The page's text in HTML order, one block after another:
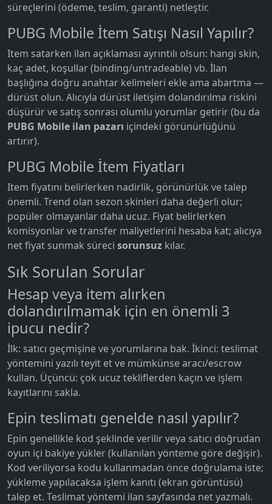
süreçlerini (ödeme, teslim, garanti) netleştir.
PUBG Mobile İtem Satışı Nasıl Yapılır?
Item satarken ilan açıklaması ayrıntılı olsun: hangi skin,
kaç adet, koşullar (binding/untradeable) vb. İlan
başlığına doğru anahtar kelimeleri ekle ama abartma —
dürüst olun. Alıcıyla dürüst iletişim dolandırılma riskini
düşürür ve satış sonrası olumlu yorumlar getirir (bu da
PUBG Mobile ilan pazarı içindeki görünürlüğünü
artırır).
PUBG Mobile İtem Fiyatları
Item fiyatını belirlerken nadirlik, görünürlük ve talep
önemli. Trend olan sezon skinleri daha değerli olur;
popüler olmayanlar daha ucuz. Fiyat belirlerken
komisyonlar ve transfer maliyetlerini hesaba kat; alıcıya
net fiyat sunmak süreci sorunsuz kılar.
Sık Sorulan Sorular
Hesap veya item alırken
dolandırılmamak için en önemli 3
ipucu nedir?
İlk: satıcı geçmişine ve yorumlarına bak. İkinci: teslimat
yöntemini yazılı teyit et ve mümkünse aracı/escrow
kullan. Üçüncü: çok ucuz tekliflerden kaçın ve işlem
kayıtlarını sakla.
Epin teslimatı genelde nasıl yapılır?
Epin genellikle kod şeklinde verilir veya satıcı doğrudan
oyun içi bakiye yükler (kullanılan yönteme göre değişir).
Kod veriliyorsa kodu kullanmadan önce doğrulama iste;
yükleme yapılacaksa işlem kanıtı (ekran görüntüsü)
talep et. Teslimat yöntemi ilan sayfasında net yazmalı.